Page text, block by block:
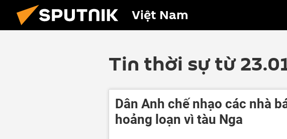
Việt Nam
Tin thời sự từ
Dân Anh chế nhạo các nhà
hoảng loạn vì tàu Nga